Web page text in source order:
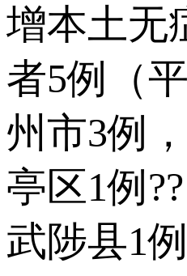
增本土无
者5例（
州市3例
亭区1例
武陟县1例